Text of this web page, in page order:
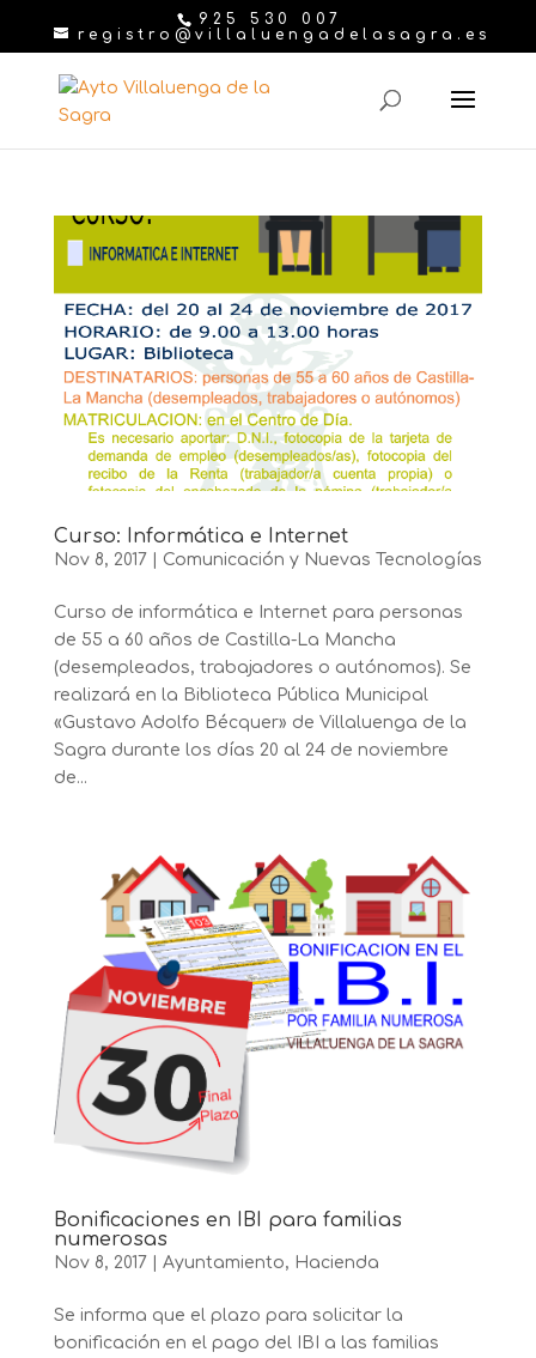
925 530 007
registro@villaluengadelasagra.es
Curso: Informática e Internet
Nov 8, 2017 Comunicación y Nuevas Tecnologías
Curso de informática e Internet para personas
de 55 a 60 años de Castilla-La Mancha
(desempleados, trabajadores o autónomos). Se
realizará en la Biblioteca Pública Municipal
«Gustavo Adolfo Bécquer» de Villaluenga de la
Sagra durante los días 20 al 24 de noviembre
de...
Bonificaciones en IBI para familias
numerosas
Nov 8, 2017| Ayuntamiento, Hacienda
Se informa que el plazo para solicitar la
bonificación en el pago del IBI a las familias